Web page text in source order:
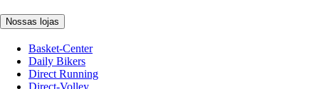
Nossas lojas
Basket-Center
Daily Bikers
Direct Running
Direct-Volley